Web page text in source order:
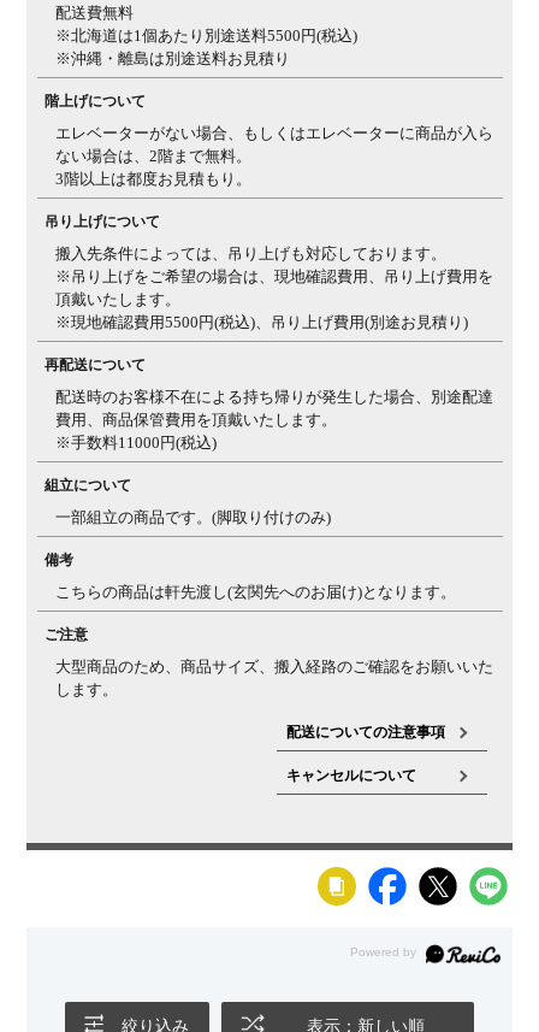
配送費無料
※北海道は1個あたり別途送料5500円(税込)
※沖縄・離島は別途送料お見積り
階上げについて
エレベーターがない場合、もしくはエレベーターに商品が入ら
ない場合は、2階まで無料。
3階以上は都度お見積もり。
吊り上げについて
搬入先条件によっては、吊り上げも対応しております。
※吊り上げをご希望の場合は、現地確認費用、吊り上げ費用を
頂戴いたします。
※現地確認費用5500円(税込)、吊り上げ費用(別途お見積り)
再配送について
配送時のお客様不在による持ち帰りが発生した場合、別途配達
費用、商品保管費用を頂戴いたします。
※手数料11000円(税込)
組立について
一部組立の商品です。(脚取り付けのみ)
備考
こちらの商品は軒先渡し(玄関先へのお届け)となります。
ご注意
大型商品のため、商品サイズ、搬入経路のご確認をお願いいた
します。
配送についての注意事項
キャンセルについて
絞り込み 表示：新しい順